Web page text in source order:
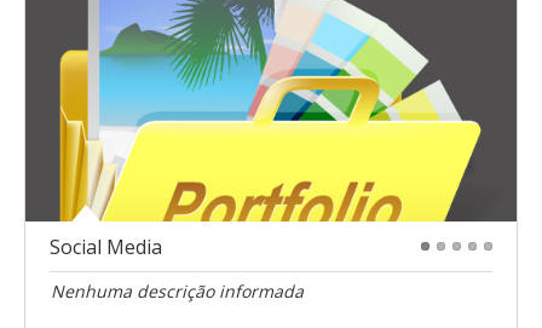
Social Media
Nenhuma descrição informada